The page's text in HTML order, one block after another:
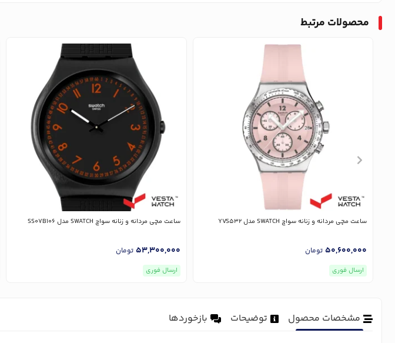
محصولات مرتبط
ساعت مچی مردانه و زنانه سواچ SWATCH مدل YVS532
50,600,000 تومان
ارسال فوری
ساعت مچی مردانه و زنانه سواچ SWATCH مدل SS07B106
53,300,000 تومان
ارسال فوری
مشخصات محصول توضیحات بازخوردها